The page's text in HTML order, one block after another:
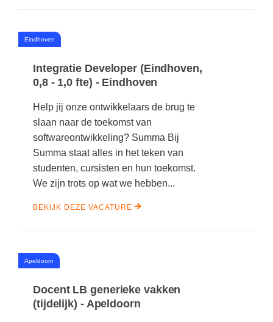
Eindhoven
Integratie Developer (Eindhoven,
0,8 - 1,0 fte) - Eindhoven
Help jij onze ontwikkelaars de brug te
slaan naar de toekomst van
softwareontwikkeling? Summa Bij
Summa staat alles in het teken van
studenten, cursisten en hun toekomst.
We zijn trots op wat we hebben...
BEKIJK DEZE VACATURE
Apeldoorn
Docent LB generieke vakken
(tijdelijk) - Apeldoorn